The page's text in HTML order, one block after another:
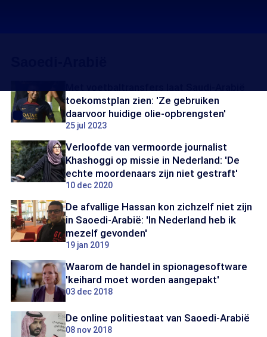
toekomstplan zien: 'Ze gebruiken
daarvoor huidige olie-opbrengsten'
25 jul 2023
Verloofde van vermoorde journalist
Khashoggi op missie in Nederland: 'De
echte moordenaars zijn niet gestraft'
10 dec 2020
De afvallige Hassan kon zichzelf niet zijn
in Saoedi-Arabië: 'In Nederland heb ik
mezelf gevonden'
19 jan 2019
Waarom de handel in spionagesoftware
'keihard moet worden aangepakt'
03 dec 2018
De online politiestaat van Saoedi-Arabië
08 nov 2018